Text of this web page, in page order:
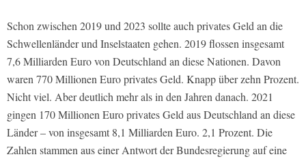
Schon zwischen 2019 und 2023 sollte auch privates Geld an die
Schwellenländer und Inselstaaten gehen. 2019 flossen insgesamt
7,6 Milliarden Euro von Deutschland an diese Nationen. Davon
waren 770 Millionen Euro privates Geld. Knapp über zehn Prozent.
Nicht viel. Aber deutlich mehr als in den Jahren danach. 2021
gingen 170 Millionen Euro privates Geld aus Deutschland an diese
Länder – von insgesamt 8,1 Milliarden Euro. 2,1 Prozent. Die
Zahlen stammen aus einer Antwort der Bundesregierung auf eine